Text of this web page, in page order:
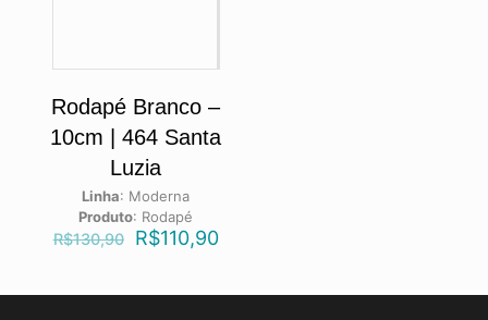
Rodapé Branco –
10cm | 464 Santa
Luzia
Linha: Moderna
Produto: Rodapé
R$130,90 R$110,90